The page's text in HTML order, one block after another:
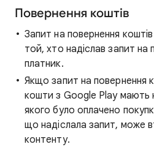
Повернення коштів
Запит на повернення
той, хто надіслав запит на
платник.
Якщо запит на повернення
кошти з Google Play мають
якого було оплачено
що надіслала запит, може
контенту.